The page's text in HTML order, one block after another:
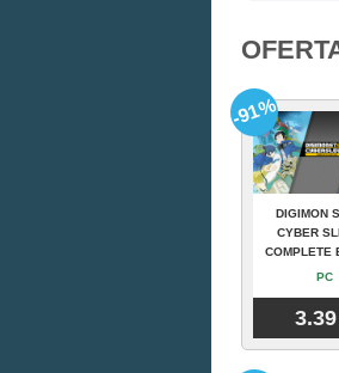
DIGIMON
CYBER
COMPLETE
PC
-91%